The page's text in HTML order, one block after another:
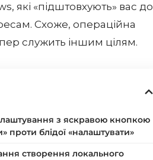
які «підштовхують» вас до
Схоже, операційна
служить іншим цілям.
з яскравою кнопкою
проти блідої «налаштувати»
створення локального